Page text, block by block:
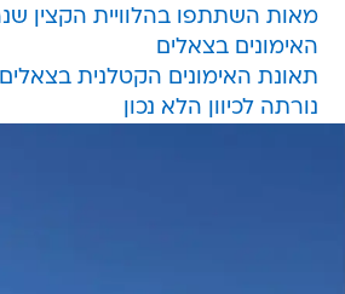
מאות השתתפו בהלוויית הקצין
האימונים בצאלים
תאונת האימונים הקטלנית
נורתה לכיוון הלא נכון